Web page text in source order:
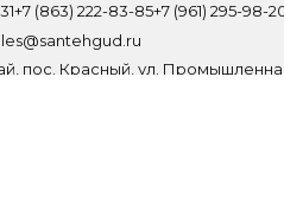
+7 (863) 222-83-85+7 (961) 295-98-
пос. Красный, ул.